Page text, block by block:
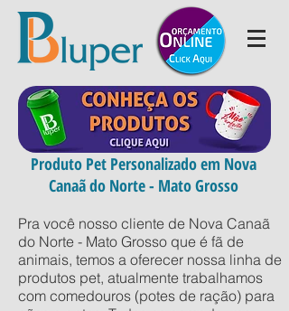
Produto Pet Personalizado em Nova
Canaã do Norte - Mato Grosso
Pra você nosso cliente de Nova Canaã
do Norte - Mato Grosso que é fã de
animais, temos a oferecer nossa linha de
produtos pet, atualmente trabalhamos
com comedouros (potes de ração) para